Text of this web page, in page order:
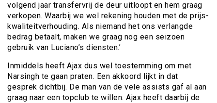
volgend jaar transfervrij de deur uitloopt en hem graag
verkopen. Waarbij we wel rekening houden met de prijs-
kwaliteitverhouding. Als niemand het ons verlangde
bedrag betaalt, maken we graag nog een seizoen
gebruik van Luciano’s diensten.’
Inmiddels heeft Ajax dus wel toestemming om met
Narsingh te gaan praten. Een akkoord lijkt in dat
gesprek dichtbij. De man van de vele assists gaf al aan
graag naar een topclub te willen. Ajax heeft daarbij de